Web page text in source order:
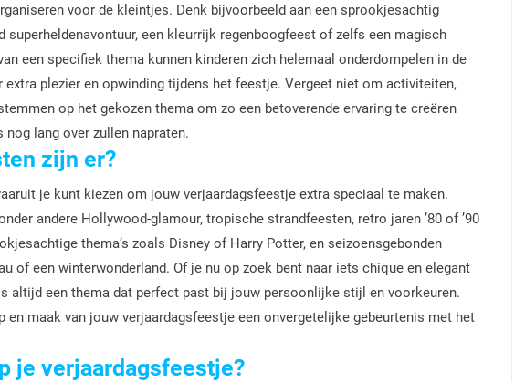
voor de kleintjes. Denk bijvoorbeeld aan een sprookjesachtig
superheldenavontuur, een kleurrijk regenboogfeest of zelfs een magisch
een specifiek thema kunnen kinderen zich helemaal onderdompelen in de
extra plezier en opwinding tijdens het feestje. Vergeet niet om activiteiten,
op het gekozen thema om zo een betoverende ervaring te creëren
lang over zullen napraten.
zijn er?
je kunt kiezen om jouw verjaardagsfeestje extra speciaal te maken.
andere Hollywood-glamour, tropische strandfeesten, retro jaren ’80 of ’90
thema’s zoals Disney of Harry Potter, en seizoensgebonden
of een winterwonderland. Of je nu op zoek bent naar iets chique en elegant
altijd een thema dat perfect past bij jouw persoonlijke stijl en voorkeuren.
maak van jouw verjaardagsfeestje een onvergetelijke gebeurtenis met het
je verjaardagsfeestje?